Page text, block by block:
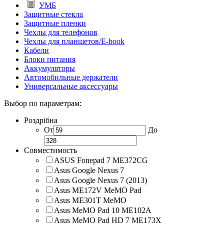
УМБ
Защитные стекла
Защитные пленки
Чехлы для телефонов
Чехлы для планшетов/E-book
Кабели
Блоки питания
Аккумуляторы
Автомобильные держатели
Универсальные аксессуары
Выбор по параметрам:
Роздрібна
От
До
Совместимость
ASUS Fonepad 7 ME372CG
Asus Google Nexus 7
Asus Google Nexus 7 (2013)
Asus ME172V MeMO Pad
Asus ME301T MeMO
Asus MeMO Pad 10 ME102A
Asus MeMO Pad HD 7 ME173X